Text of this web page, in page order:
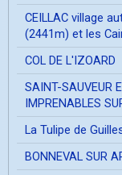
CEILLAC village
(2441m) et les
COL DE L'IZOARD
SAINT-SAUVEUR
IMPRENABLES
La Tulipe de
BONNEVAL SUR